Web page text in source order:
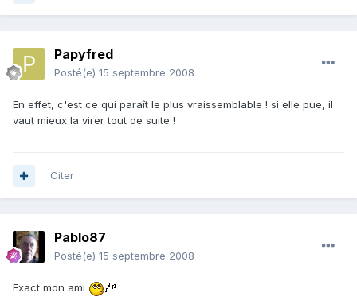
Papyfred
Posté(e) 15 septembre 2008
En effet, c'est ce qui paraît le plus vraissemblable ! si elle pue, il
vaut mieux la virer tout de suite !
Citer
Pablo87
Posté(e) 15 septembre 2008
Exact mon ami